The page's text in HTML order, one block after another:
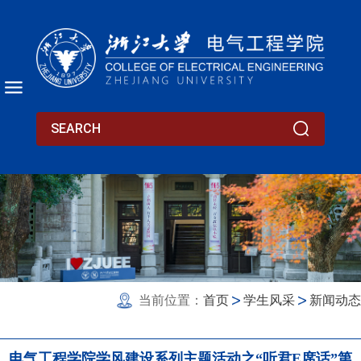
当前位置： 首页 学生风采 新闻动态